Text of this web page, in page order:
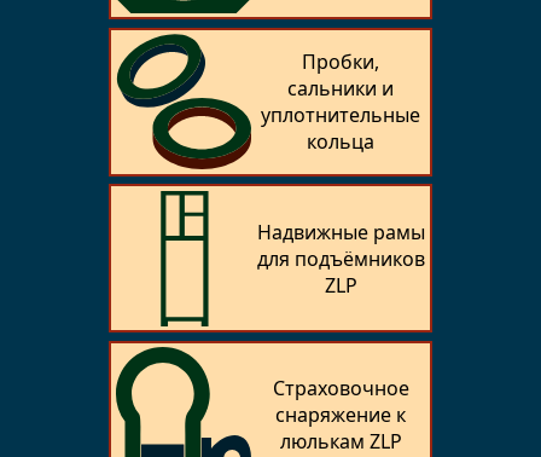
Пробки,
сальники и
уплотнительные
кольца
Надвижные рамы
для подъёмников
ZLP
Страховочное
снаряжение к
люлькам ZLP